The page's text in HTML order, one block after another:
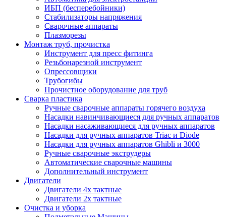
ИБП (бесперебойники)
Стабилизаторы напряжения
Сварочные аппараты
Плазморезы
Монтаж труб, прочистка
Инструмент для пресс фитинга
Резьбонарезной инструмент
Опрессовщики
Трубогибы
Прочистное оборудование для труб
Сварка пластика
Ручные сварочные аппараты горячего воздуха
Насадки навинчивающиеся для ручных аппаратов
Насадки насаживающиеся для ручных аппаратов
Насадки для ручных аппаратов Triac и Diode
Насадки для ручных аппаратов Ghibli и 3000
Ручные сварочные экструдеры
Автоматические сварочные машины
Дополнительный инструмент
Двигатели
Двигатели 4х тактные
Двигатели 2х тактные
Очистка и уборка